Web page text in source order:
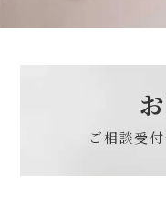
ご相談受